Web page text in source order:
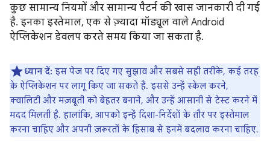
कुछ सामान्य नियमों और सामान्य पैटर्न की खास जानकारी दी गई
है. इनका इस्तेमाल, एक से ज़्यादा मॉड्यूल वाले Android
ऐप्लिकेशन डेवलप करते समय किया जा सकता है.
ध्यान दें: इस पेज पर दिए गए सुझाव और सबसे सही तरीके, कई तरह
के ऐप्लिकेशन पर लागू किए जा सकते हैं. इससे उन्हें स्केल करने,
क्वालिटी और मज़बूती को बेहतर बनाने, और उन्हें आसानी से टेस्ट करने में
मदद मिलती है. हालांकि, आपको इन्हें दिशा-निर्देशों के तौर पर इस्तेमाल
करना चाहिए और अपनी ज़रूरतों के हिसाब से इनमें बदलाव करना चाहिए.